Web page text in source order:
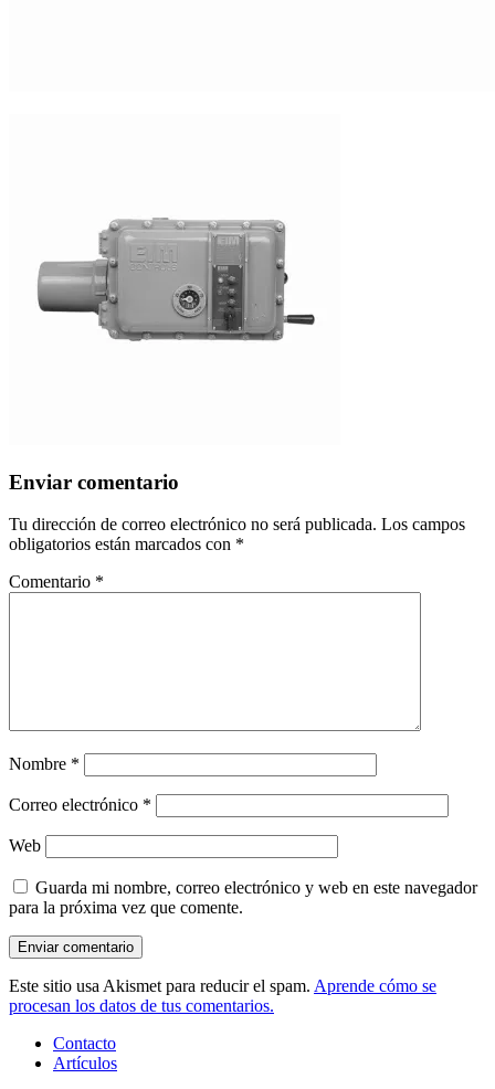
Enviar comentario
Tu dirección de correo electrónico no será publicada. Los campos
obligatorios están marcados con *
Comentario *
Nombre *
Correo electrónico *
Web
Guarda mi nombre, correo electrónico y web en este navegador
para la próxima vez que comente.
Este sitio usa Akismet para reducir el spam. Aprende cómo se
procesan los datos de tus comentarios.
Contacto
Artículos